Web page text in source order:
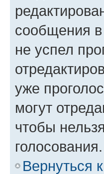
сообщения в
не успел
уже
могут
чтобы
голосования.
Вернуться